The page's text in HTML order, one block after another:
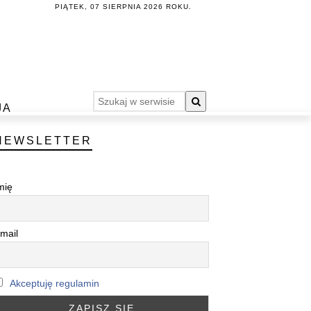
PIĄTEK, 07 SIERPNIA 2026 ROKU.
Akceptuję regulamin